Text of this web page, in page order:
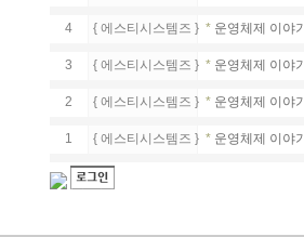
4 { 에스티시스템즈 } * 운영체제 이야
3 { 에스티시스템즈 } * 운영체제 이야
2 { 에스티시스템즈 } * 운영체제 이야
1 { 에스티시스템즈 } * 운영체제 이야